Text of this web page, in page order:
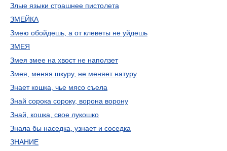
Злые языки страшнее пистолета
ЗМЕЙКА
Змею обойдешь, а от клеветы не уйдешь
ЗМЕЯ
Змея змее на хвост не наползет
Змея, меняя шкуру, не меняет натуру
Знает кошка, чье мясо съела
Знай сорока сороку, ворона ворону
Знай, кошка, свое лукошко
Знала бы наседка, узнает и соседка
ЗНАНИЕ